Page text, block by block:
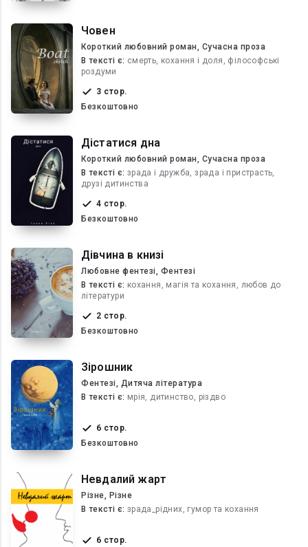
Човен
Короткий любовний роман, Сучасна проза
В текcті є: смерть, кохання і доля, філософські
роздуми
3 стор.
Безкоштовно
Дістатися дна
Короткий любовний роман, Сучасна проза
В текcті є: зрада і дружба, зрада і пристрасть,
друзі дитинства
4 стор.
Безкоштовно
Дівчина в книзі
Любовне фентезі, Фентезі
В текcті є: кохання, магія та кохання, любов до
літератури
2 стор.
Безкоштовно
Зірошник
Фентезі, Дитяча література
В текcті є: мрія, дитинство, різдво
6 стор.
Безкоштовно
Невдалий жарт
Різне, Різне
В текcті є: зрада_рідних, гумор та кохання
6 стор.